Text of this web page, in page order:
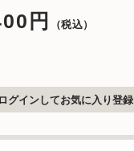
円 （税込）
ログインしてお気に入り登録